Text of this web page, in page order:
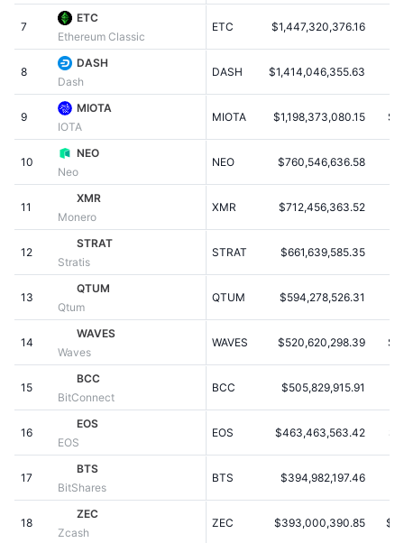
Populære
Ny
Krypto
Politik
Sport
Finans
Teknologi
NFT
Samlet NFT-statistikker
Kommende salg
Krypto-ETF'er
Bitcoin ETF'er
Ethereum ETF'er
Teknisk analyse
RSI
MACD
Derivativer
Oversigt
Likvidationer
Finansieringsrenter
CMC MCP
x402
Learn
Nyheder
Academy
Undersøgelser
Videoer
Ordforklaring
Kampagner
Airdrops
Diamant-belønninger
Lær og tjen
Kalendere
ICO-kalender
7
ETC
Ethereum Classic
ETC $1,447,320,376.16
8
DASH
Dash
DASH $1,414,046,355.63
9
MIOTA
IOTA
MIOTA $1,198,373,080.15
10
NEO
Neo
NEO $760,546,636.58
11
XMR
Monero
XMR $712,456,363.52
12
STRAT
Stratis
STRAT $661,639,585.35
13
QTUM
Qtum
QTUM $594,278,526.31
14
WAVES
Waves
WAVES $520,620,298.39
15
BCC
BitConnect
BCC $505,829,915.91
16
EOS
EOS
EOS $463,463,563.42
17
BTS
BitShares
BTS $394,982,197.46
18
ZEC
Zcash
ZEC $393,000,390.85